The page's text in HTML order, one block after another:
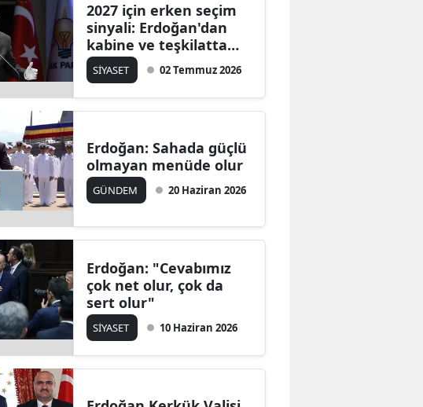
2027 için erken seçim
sinyali: Erdoğan'dan
kabine ve teşkilatta
kapsamlı revizyon
hazırlığı
SİYASET 02 Temmuz 2026
Erdoğan: Sahada güçlü
olmayan menüde olur
GÜNDEM 20 Haziran 2026
Erdoğan: "Cevabımız
çok net olur, çok da
sert olur"
SİYASET 10 Haziran 2026